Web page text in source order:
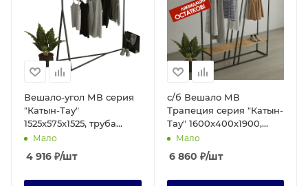
Вешало-угол МВ серия
"Катын-Тау"
1525х575х1525, труба
25х25 мм, черное
Мало
4 916 ₽/шт
с/б Вешало МВ
Трапеция серия "Катын-
Тау" 1600х400х1900,
труба 25х25 мм, черное
Мало
6 860 ₽/шт